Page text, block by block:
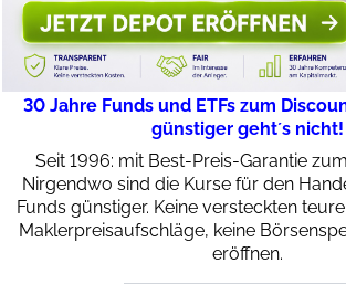
30 Jahre Funds und ETFs zum
günstiger geht´s nicht!
Seit 1996: mit Best-Preis-Garantie
Nirgendwo sind die Kurse für den
Funds günstiger. Keine versteckten
Maklerpreisaufschläge, keine
eröffnen.